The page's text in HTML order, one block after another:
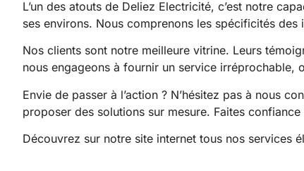
L’un des atouts de Deliez Electricité, c’est notre
ses environs. Nous comprenons les spécificités
Nos clients sont notre meilleure vitrine. Leurs
nous engageons à fournir un service
Envie de passer à l’action ? N’hésitez pas à nous
proposer des solutions sur mesure. Faites
Découvrez sur notre site internet tous nos services